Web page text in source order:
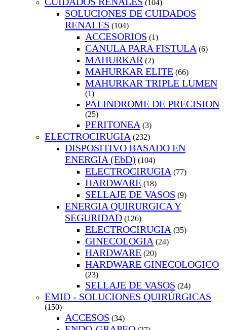
(104)
SOLUCIONES DE CUIDADOS
RENALES (104)
ACCESORIOS (1)
CANULA PARA FISTULA (6)
MAHURKAR (2)
MAHURKAR ELITE (66)
MAHURKAR TRIPLE LUMEN
(1)
PALINDROME DE PRECISION
(25)
PERITONEA (3)
ELECTROCIRUGIA (232)
DISPOSITIVO BASADO EN
ENERGIA (EbD) (104)
ELECTROCIRUGIA (77)
HARDWARE (18)
SELLAJE DE VASOS (9)
ENERGIA QUIRURGICA Y
SEGURIDAD (126)
ELECTROCIRUGIA (35)
GINECOLOGIA (24)
HARDWARE (20)
HARDWARE GINECOLOGICO
(23)
SELLAJE DE VASOS (24)
EMID - SOLUCIONES QUIRÚRGICAS
(150)
ACCESOS (34)